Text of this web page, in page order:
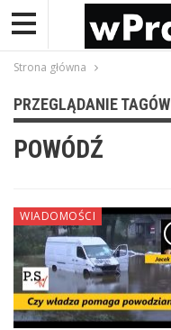
Strona główna
PRZEGLĄDANIE TAGÓW
POWÓDŹ
WIADOMOŚCI